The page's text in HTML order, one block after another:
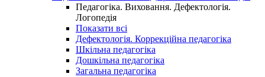
Педагогіка. Виховання. Дефектологія.
Логопедія
Показати всі
Дефектологія. Коррекційна педагогіка
Шкільна педагогіка
Дошкільна педагогіка
Загальна педагогіка